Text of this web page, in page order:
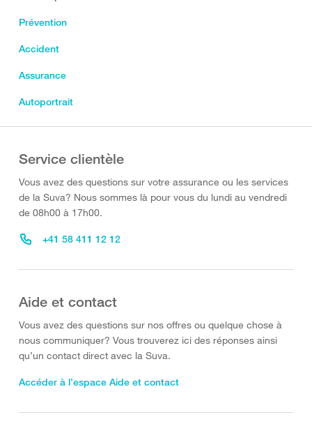
Prévention
Accident
Assurance
Autoportrait
Service clientèle
Vous avez des questions sur votre assurance ou les services
de la Suva? Nous sommes là pour vous du lundi au vendredi
de 08h00 à 17h00.
+41 58 411 12 12
Aide et contact
Vous avez des questions sur nos offres ou quelque chose à
nous communiquer? Vous trouverez ici des réponses ainsi
qu’un contact direct avec la Suva.
Accéder à l’espace Aide et contact